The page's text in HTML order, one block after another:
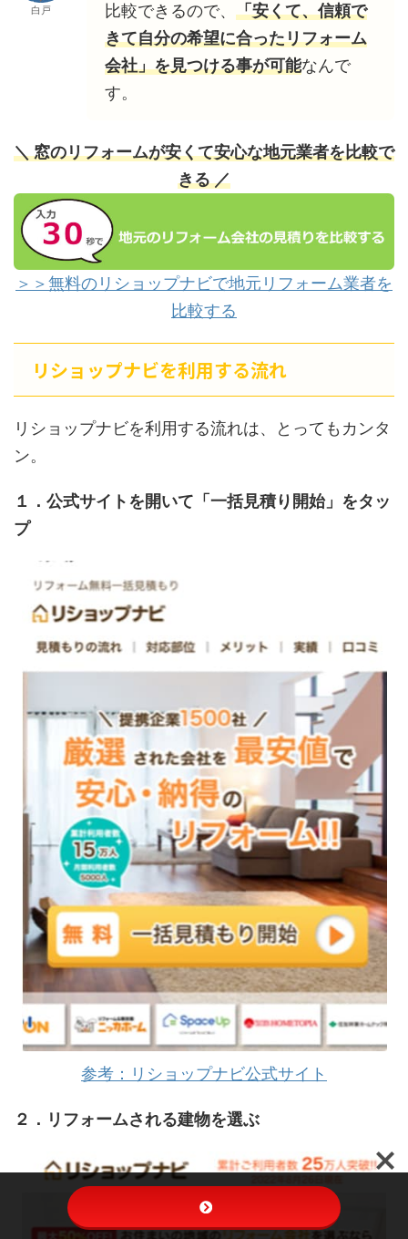
白戸
比較できるので、 「安くて、信頼で
きて自分の希望に合ったリフォーム
会社」を見つける事が可能なんで
す。
＼ 窓のリフォームが安くて安心な地元業者を比較で
きる ／
＞＞無料のリショップナビで地元リフォーム業者を
比較する
リショップナビを利用する流れ
リショップナビを利用する流れは、とってもカンタ
ン。
１．公式サイトを開いて「一括見積り開始」をタッ
プ
参考：リショップナビ公式サイト
２．リフォームされる建物を選ぶ